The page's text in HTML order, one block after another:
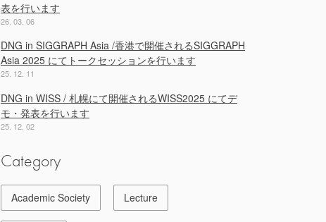
表を行います
26. 03. 06
DNG in SIGGRAPH Asia /香港で開催されるSIGGRAPH
Asia 2025 にてトークセッションを行います
25. 12. 11
DNG in WISS / 札幌にて開催されるWISS2025 にてデ
モ・発表を行います
25. 12. 02
Category
Academic Society Lecture